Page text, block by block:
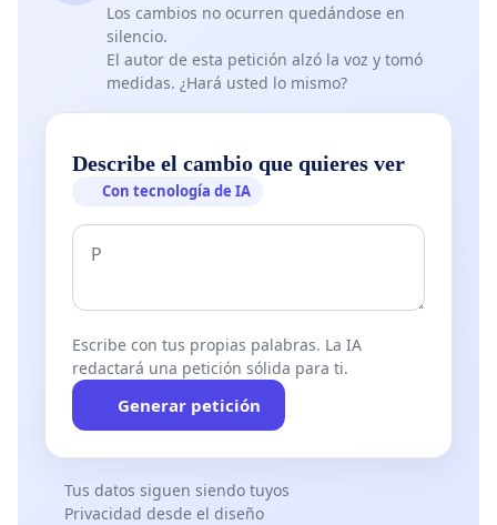
Los cambios no ocurren quedándose en
silencio.
El autor de esta petición alzó la voz y tomó
medidas. ¿Hará usted lo mismo?
Describe el cambio que quieres ver
Con tecnología de IA
Escribe con tus propias palabras. La IA
redactará una petición sólida para ti.
Generar petición
Tus datos siguen siendo tuyos
Privacidad desde el diseño